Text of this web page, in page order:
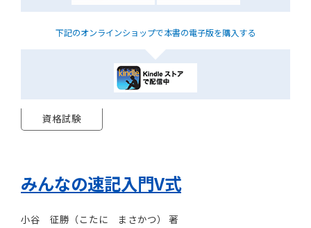
下記のオンラインショップで本書の電子版を購入する
資格試験
みんなの速記入門V式
小谷 征勝（こたに まさかつ） 著